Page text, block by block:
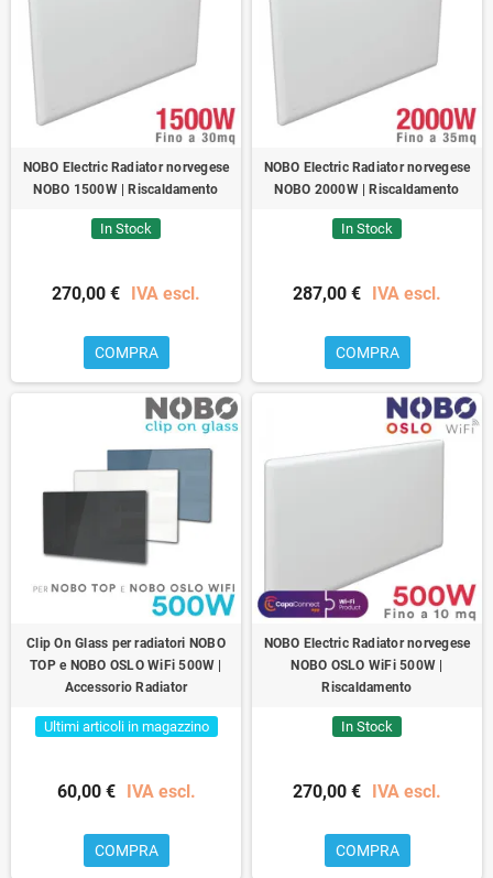
NOBO Electric Radiator norvegese
NOBO 1500W | Riscaldamento
In Stock
270,00 € IVA escl.
COMPRA
NOBO Electric Radiator norvegese
NOBO 2000W | Riscaldamento
In Stock
287,00 € IVA escl.
COMPRA
Clip On Glass per radiatori NOBO
TOP e NOBO OSLO WiFi 500W |
Accessorio Radiator
Ultimi articoli in magazzino
60,00 € IVA escl.
COMPRA
NOBO Electric Radiator norvegese
NOBO OSLO WiFi 500W |
Riscaldamento
In Stock
270,00 € IVA escl.
COMPRA